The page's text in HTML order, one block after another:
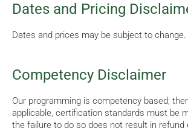
Dates and Pricing
Dates and prices may be subject to change.
Competency Disclaimer
Our programming is competency based;
applicable, certification standards must be
the failure to do so does not result in refund